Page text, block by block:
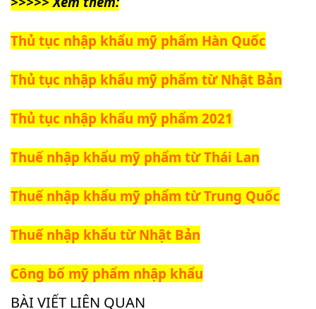
Thủ tục nhập khẩu mỹ phẩm Hàn Quốc
Thủ tục nhập khẩu mỹ phẩm từ Nhật Bản
Thủ tục nhập khẩu mỹ phẩm 2021
Thuế nhập khẩu mỹ phẩm từ Thái Lan
Thuế nhập khẩu mỹ phẩm từ Trung Quốc
Thuế nhập khẩu từ Nhật Bản
Công bố mỹ phẩm nhập khẩu
BÀI VIẾT LIÊN QUAN